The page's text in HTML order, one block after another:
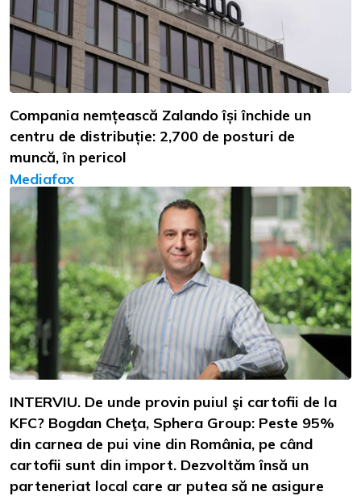
Compania nemțească Zalando își închide un
centru de distribuție: 2,700 de posturi de
muncă, în pericol
Mediafax
INTERVIU. De unde provin puiul şi cartofii de la
KFC? Bogdan Cheţa, Sphera Group: Peste 95%
din carnea de pui vine din România, pe când
cartofii sunt din import. Dezvoltăm însă un
parteneriat local care ar putea să ne asigure